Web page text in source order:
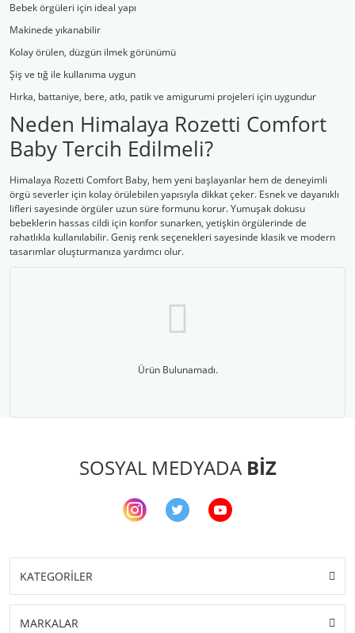
Bebek örgüleri için ideal yapı
Makinede yıkanabilir
Kolay örülen, düzgün ilmek görünümü
Şiş ve tığ ile kullanıma uygun
Hırka, battaniye, bere, atkı, patik ve amigurumi projeleri için uygundur
Neden Himalaya Rozetti Comfort
Baby Tercih Edilmeli?
Himalaya Rozetti Comfort Baby, hem yeni başlayanlar hem de deneyimli
örgü severler için kolay örülebilen yapısıyla dikkat çeker. Esnek ve dayanıklı
lifleri sayesinde örgüler uzun süre formunu korur. Yumuşak dokusu
bebeklerin hassas cildi için konfor sunarken, yetişkin örgülerinde de
rahatlıkla kullanılabilir. Geniş renk seçenekleri sayesinde klasik ve modern
tasarımlar oluşturmanıza yardımcı olur.
Ürün Bulunamadı.
SOSYAL MEDYADA BİZ
KATEGORİLER
MARKALAR